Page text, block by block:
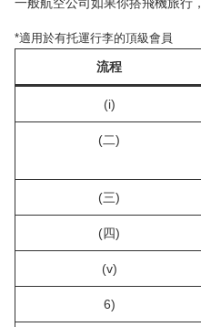
*適用於有托運行李的頂級會員
流程
(i)
(二)
(三)
(四)
(v)
6)